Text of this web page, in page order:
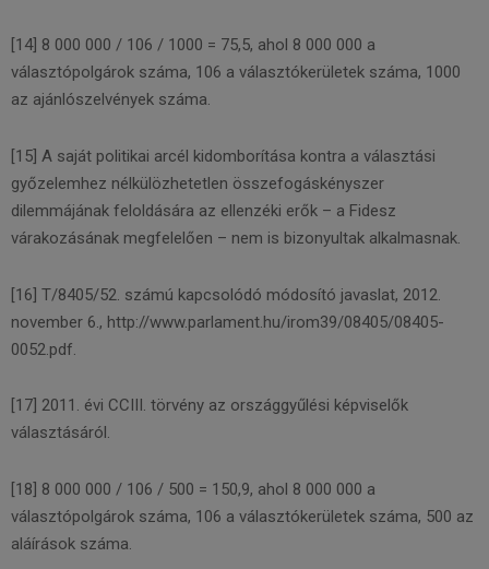
[14] 8 000 000 / 106 / 1000 = 75,5, ahol 8 000 000 a
választópolgárok száma, 106 a választókerületek száma, 1000
az ajánlószelvények száma.
[15] A saját politikai arcél kidomborítása kontra a választási
győzelemhez nélkülözhetetlen összefogáskényszer
dilemmájának feloldására az ellenzéki erők – a Fidesz
várakozásának megfelelően – nem is bizonyultak alkalmasnak.
[16] T/8405/52. számú kapcsolódó módosító javaslat, 2012.
november 6., http://www.parlament.hu/irom39/08405/08405-
0052.pdf.
[17] 2011. évi CCIII. törvény az országgyűlési képviselők
választásáról.
[18] 8 000 000 / 106 / 500 = 150,9, ahol 8 000 000 a
választópolgárok száma, 106 a választókerületek száma, 500 az
aláírások száma.